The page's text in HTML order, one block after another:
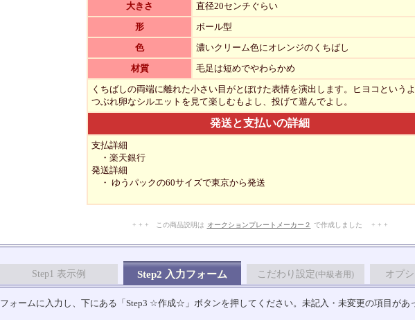
大きさ
直径20センチぐらい
形
ボール型
色
濃いクリーム色にオレンジのくちばし
材質
毛足は短めでやわらかめ
くちばしの両端に離れた小さい目がとぼけた表情を演出します。ヒヨコという
つぶれ卵なシルエットを見て楽しむもよし、投げて遊んでよし。
発送と支払いの詳細
支払詳細
・楽天銀行
発送詳細
・ ゆうパックの60サイズで東京から発送
+ + + この商品説明は オークションプレートメーカー２ で作成しました + + +
Step1 表示例 Step2 入力フォーム こだわり設定(中級者用) オプ
フォームに入力し、下にある「Step3 ☆作成☆」ボタンを押してください。未記入・未変更の項目があ